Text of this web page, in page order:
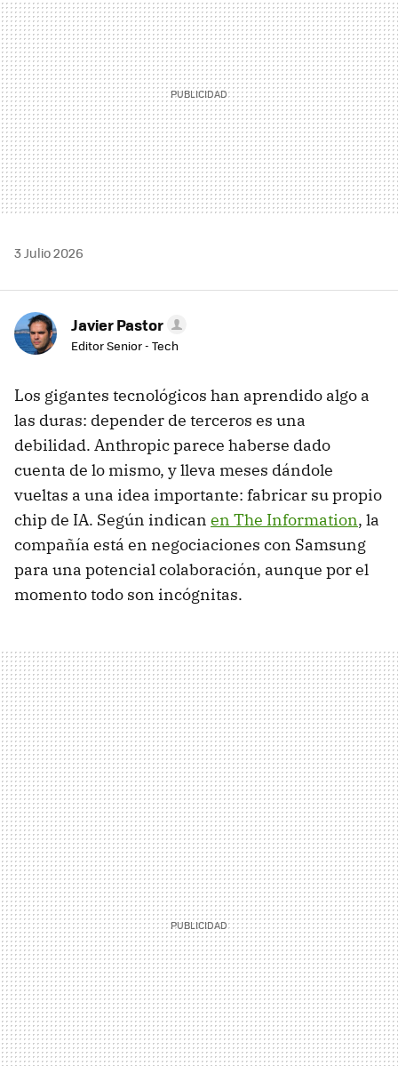
3 Julio 2026
Javier Pastor
Editor Senior - Tech
Los gigantes tecnológicos han aprendido algo a
las duras: depender de terceros es una
debilidad. Anthropic parece haberse dado
cuenta de lo mismo, y lleva meses dándole
vueltas a una idea importante: fabricar su propio
chip de IA. Según indican en The Information, la
compañía está en negociaciones con Samsung
para una potencial colaboración, aunque por el
momento todo son incógnitas.